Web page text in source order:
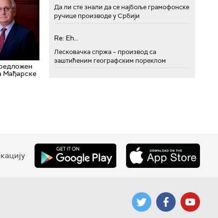
Мађарске
Да ли сте знали да се најбоље грамофонске
ручице производе у Србији
Re: Eh...
Лесковачка спржа – производ са
заштићеним географским пореклом